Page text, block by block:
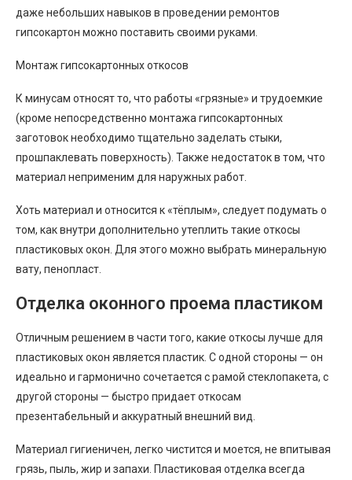
даже небольших навыков в проведении ремонтов
гипсокартон можно поставить своими руками.
Монтаж гипсокартонных откосов
К минусам относят то, что работы «грязные» и трудоемкие
(кроме непосредственно монтажа гипсокартонных
заготовок необходимо тщательно заделать стыки,
прошпаклевать поверхность). Также недостаток в том, что
материал неприменим для наружных работ.
Хоть материал и относится к «тёплым», следует подумать о
том, как внутри дополнительно утеплить такие откосы
пластиковых окон. Для этого можно выбрать минеральную
вату, пенопласт.
Отделка оконного проема пластиком
Отличным решением в части того, какие откосы лучше для
пластиковых окон является пластик. С одной стороны — он
идеально и гармонично сочетается с рамой стеклопакета, с
другой стороны — быстро придает откосам
презентабельный и аккуратный внешний вид.
Материал гигиеничен, легко чистится и моется, не впитывая
грязь, пыль, жир и запахи. Пластиковая отделка всегда